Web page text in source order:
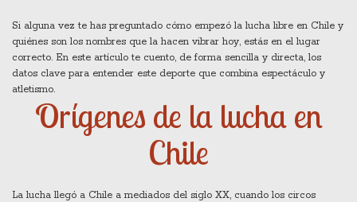
Si alguna vez te has preguntado cómo empezó la lucha libre en Chile y
quiénes son los nombres que la hacen vibrar hoy, estás en el lugar
correcto. En este artículo te cuento, de forma sencilla y directa, los
datos clave para entender este deporte que combina espectáculo y
atletismo.
Orígenes de la lucha en
Chile
La lucha llegó a Chile a mediados del siglo XX, cuando los circos